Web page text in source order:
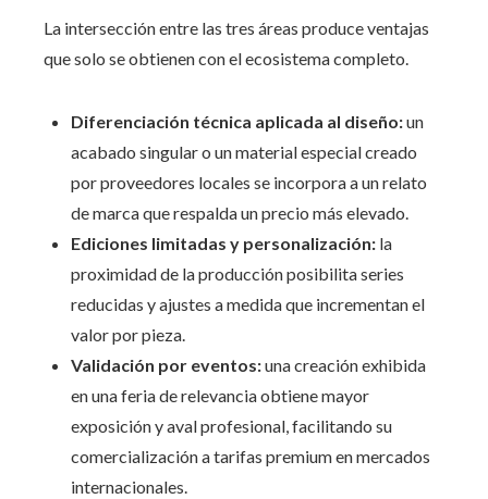
La intersección entre las tres áreas produce ventajas
que solo se obtienen con el ecosistema completo.
Diferenciación técnica aplicada al diseño:un
acabado singular o un material especial creado
por proveedores locales se incorpora a un relato
de marca que respalda un precio más elevado.
Ediciones limitadas y personalización: la
proximidad de la producción posibilita series
reducidas y ajustes a medida que incrementan el
valor por pieza.
Validación por eventos:una creación exhibida
en una feria de relevancia obtiene mayor
exposición y aval profesional, facilitando su
comercialización a tarifas premium en mercados
internacionales.